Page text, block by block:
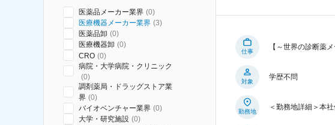
医薬品メーカー業界 (0)
医療機器メーカー業界 (3)
医薬品卸 (0)
医療機器卸 (0)
CRO (0)
病院・大学病院・クリニック
(0)
調剤薬局・ドラッグストア業
界 (0)
バイオベンチャー業界 (0)
大学・研究施設 (0)
仕事
【～世界の診断薬
対象
学歴不問
勤務地
＜勤務地詳細＞本